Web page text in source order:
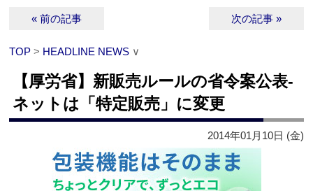
« 前の記事 次の記事 »
TOP > HEADLINE NEWS ∨
【厚労省】新販売ルールの省令案公表‐
ネットは「特定販売」に変更
2014年01月10日 (金)